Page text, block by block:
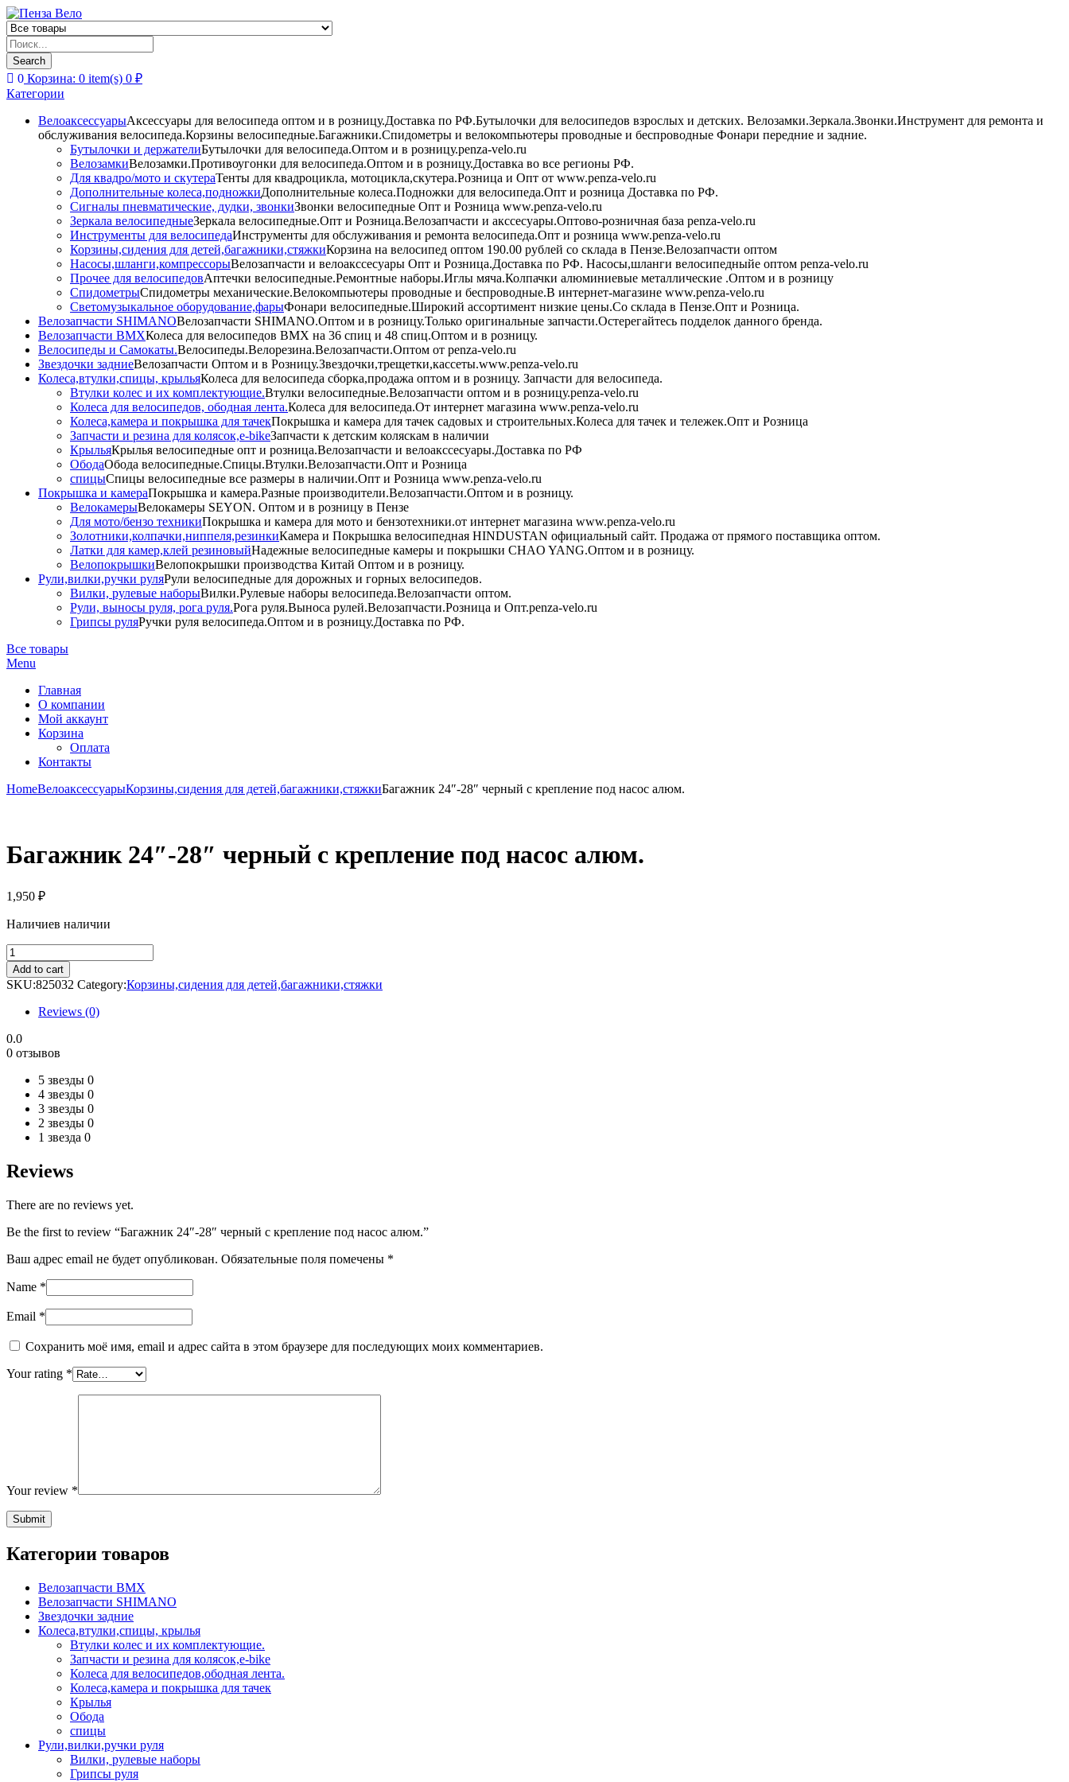
Products
search
Search
0 Корзина: 0 item(s) 0 ₽
Категории
ВелоаксессуарыАксессуары для велосипеда оптом и в розницу.Доставка по РФ.Бутылочки для велосипедов взрослых и детских. Велозамки.Зеркала.Звонки.Инструмент для ремонта и
обслуживания велосипеда.Корзины велосипедные.Багажники.Спидометры и велокомпьютеры проводные и беспроводные Фонари передние и задние.
Бутылочки и держателиБутылочки для велосипеда.Оптом и в розницу.penza-velo.ru
ВелозамкиВелозамки.Противоугонки для велосипеда.Оптом и в розницу.Доставка во все регионы РФ.
Для квадро/мото и скутераТенты для квадроцикла, мотоцикла,скутера.Розница и Опт от www.penza-velo.ru
Дополнительные колеса,подножкиДополнительные колеса.Подножки для велосипеда.Опт и розница Доставка по РФ.
Сигналы пневматические, дудки, звонкиЗвонки велосипедные Опт и Розница www.penza-velo.ru
Зеркала велосипедныеЗеркала велосипедные.Опт и Розница.Велозапчасти и акссесуары.Оптово-розничная база penza-velo.ru
Инструменты для велосипедаИнструменты для обслуживания и ремонта велосипеда.Опт и розница www.penza-velo.ru
Корзины,сидения для детей,багажники,стяжкиКорзина на велосипед оптом 190.00 рублей со склада в Пензе.Велозапчасти оптом
Насосы,шланги,компрессорыВелозапчасти и велоакссесуары Опт и Розница.Доставка по РФ. Насосы,шланги велосипедныйе оптом penza-velo.ru
Прочее для велосипедовАптечки велосипедные.Ремонтные наборы.Иглы мяча.Колпачки алюминиевые металлические .Оптом и в розницу
СпидометрыСпидометры механические.Велокомпьютеры проводные и беспроводные.В интернет-магазине www.penza-velo.ru
Светомузыкальное оборудование,фарыФонари велосипедные.Широкий ассортимент низкие цены.Со склада в Пензе.Опт и Розница.
Велозапчасти SHIMANOВелозапчасти SHIMANO.Оптом и в розницу.Только оригинальные запчасти.Остерегайтесь подделок данного бренда.
Велозапчасти BMXКолеса для велосипедов BMX на 36 спиц и 48 спиц.Оптом и в розницу.
Велосипеды и Самокаты.Велосипеды.Велорезина.Велозапчасти.Оптом от penza-velo.ru
Звездочки задниеВелозапчасти Оптом и в Розницу.Звездочки,трещетки,кассеты.www.penza-velo.ru
Колеса,втулки,спицы, крыльяКолеса для велосипеда сборка,продажа оптом и в розницу. Запчасти для велосипеда.
Втулки колес и их комплектующие.Втулки велосипедные.Велозапчасти оптом и в розницу.penza-velo.ru
Колеса для велосипедов, ободная лента.Колеса для велосипеда.От интернет магазина www.penza-velo.ru
Колеса,камера и покрышка для тачекПокрышка и камера для тачек садовых и строительных.Колеса для тачек и тележек.Опт и Розница
Запчасти и резина для колясок,e-bikeЗапчасти к детским коляскам в наличии
КрыльяКрылья велосипедные опт и розница.Велозапчасти и велоакссесуары.Доставка по РФ
ОбодаОбода велосипедные.Спицы.Втулки.Велозапчасти.Опт и Розница
спицыСпицы велосипедные все размеры в наличии.Опт и Розница www.penza-velo.ru
Покрышка и камераПокрышка и камера.Разные производители.Велозапчасти.Оптом и в розницу.
ВелокамерыВелокамеры SEYON. Оптом и в розницу в Пензе
Для мото/бензо техникиПокрышка и камера для мото и бензотехники.от интернет магазина www.penza-velo.ru
Золотники,колпачки,ниппеля,резинкиКамера и Покрышка велосипедная HINDUSTAN официальный сайт. Продажа от прямого поставщика оптом.
Латки для камер,клей резиновыйНадежные велосипедные камеры и покрышки CHAO YANG.Оптом и в розницу.
ВелопокрышкиВелопокрышки производства Китай Оптом и в розницу.
Рули,вилки,ручки руляРули велосипедные для дорожных и горных велосипедов.
Вилки, рулевые наборыВилки.Рулевые наборы велосипеда.Велозапчасти оптом.
Рули, выносы руля, рога руля.Рога руля.Выноса рулей.Велозапчасти.Розница и Опт.penza-velo.ru
Грипсы руляРучки руля велосипеда.Оптом и в розницу.Доставка по РФ.
Все товары
Menu
Главная
О компании
Мой аккаунт
Корзина
Оплата
Контакты
HomeВелоаксессуарыКорзины,сидения для детей,багажники,стяжкиБагажник 24″-28″ черный с крепление под насос алюм.
Багажник 24″-28″ черный с крепление под насос алюм.
1,950 ₽
Наличиев наличии
Багажник
24"-28"
черный
с
крепление
насос
алюм.
Add to cart
SKU:825032 Category:Корзины,сидения для детей,багажники,стяжки
Reviews (0)
0.0
0 отзывов
5 звезды 0
4 звезды 0
3 звезды 0
2 звезды 0
1 звезда 0
Reviews
There are no reviews yet.
Be the first to review “Багажник 24″-28″ черный с крепление под насос алюм.”
Ваш адрес email не будет опубликован. Обязательные поля помечены *
Name *
Email *
Сохранить моё имя, email и адрес сайта в этом браузере для последующих моих комментариев.
Your rating *
Your review *
Категории товаров
Велозапчасти BMX
Велозапчасти SHIMANO
Звездочки задние
Колеса,втулки,спицы, крылья
Втулки колес и их комплектующие.
Запчасти и резина для колясок,e-bike
Колеса для велосипедов,ободная лента.
Колеса,камера и покрышка для тачек
Крылья
Обода
спицы
Рули,вилки,ручки руля
Вилки, рулевые наборы
Грипсы руля